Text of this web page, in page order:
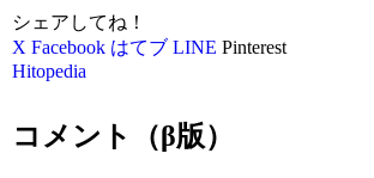
シェアしてね！
X Facebook はてブ LINE Pinterest
Hitopedia
コメント（β版）